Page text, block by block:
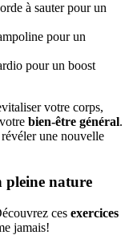
à sauter pour un
pour un
pour un boost
votre corps,
bien-être général.
une nouvelle
pleine nature
ces exercices
jamais!